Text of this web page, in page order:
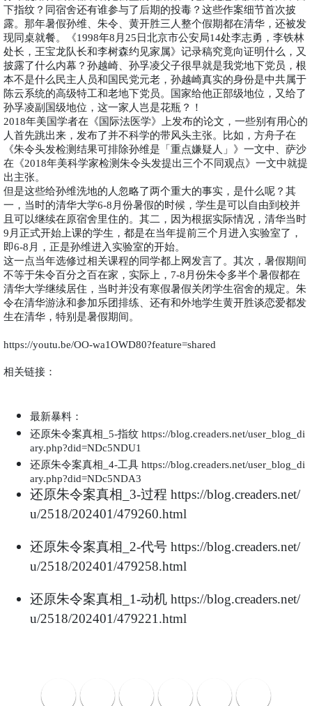
下指纹？同宿舍还有谁参与了后期的投毒？这些作案细节首次披
露。那年暑假孙维、朱令、黄开胜三人整个假期都在清华，还被发
现同桌就餐。《1998年8月 25日北京市公安局14处李志勇，李铁林
处长，王宝龙队长和李树森约见家属》记录稿究竟向证明什么，又
披露了什么内幕？孙越崎、孙孚凌父子很早就是我党地下党员，根
本不是什么民主人员和国民党元老，孙越崎真实的身份是中共属于
陈云系统的高级特工和老地下党员。国家给他正部级地位，又给了
孙孚凌副国级地位，这一家人岂是花瓶？！
2018年美国学者在《国际法医学》上发布的论文，一些别有用心的
人首先跳出来，发布了并不科学的带风头主张。比如，方舟子在
《朱令头发检测结果可排除孙维是「重点嫌疑人」》一文中、萨沙
在《2018年美科学家检测朱令头发提出三个不同观点》一文中就提
出主张。
但是这些给孙维洗地的人忽略了两个重大的事实，是什么呢？其
一，当时的清华大学6-8月份暑假的时候，学生是可以自由到校并
且可以继续在原宿舍里住的。其二，因为根据实际情况，清华当时
9月正式开始上课的学生，都是在当年提前三个月进入实验室了，
即6-8月，正是孙维进入实验室的开始。
这一点当年选修过相关课程的同学都上网发言了。其次，暑假期间
不等于朱令百分之百在家，实际上， 7-8月份朱令多半个暑假都在
清华大学继续居住，当时并没有寒假暑假关闭学生宿舍的规定。朱
令在清华游泳和参加乐团排练、还有和外地学生黄开胜谈恋爱都发
生在清华，特别是暑假期间。
https://youtu.be/OO-wa1OWD80?feature=shared
相关链接：
最新暴料：
还原朱令案真相 _5-指纹 https://blog.creaders.net/user_blog_di
ary.php?did=NDc5NDU1
还原朱令案真相 _4-工具 https://blog.creaders.net/user_blog_di
ary.php?did=NDc5NDA3
还原朱令案真相 _3-过程 https://blog.creaders.net/
u/2518/202401/479260.html
还原朱令案真相 _2-代号 https://blog.creaders.net/
u/2518/202401/479258.html
还原朱令案真相 _1-动机 https://blog.creaders.net/
u/2518/202401/479221.html